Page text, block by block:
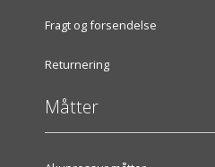
Fragt og forsendelse
Returnering
Måtter